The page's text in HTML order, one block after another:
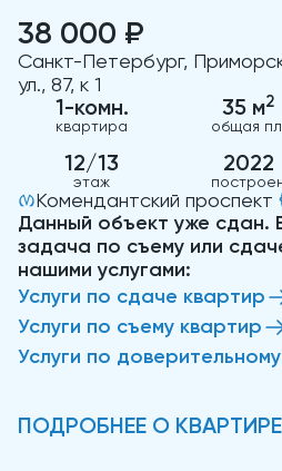
38 000 ₽
Санкт-Петербург,
ул., 87, к 1
1-комн.
квартира
35 м2
общая
12/13
этаж
2022
Комендантский проспект
Данный объект уже сдан.
задача по съему или
нашими услугами:
Услуги по сдаче квартир
Услуги по съему квартир
Услуги по
ПОДРОБНЕЕ О КВАРТИРЕ